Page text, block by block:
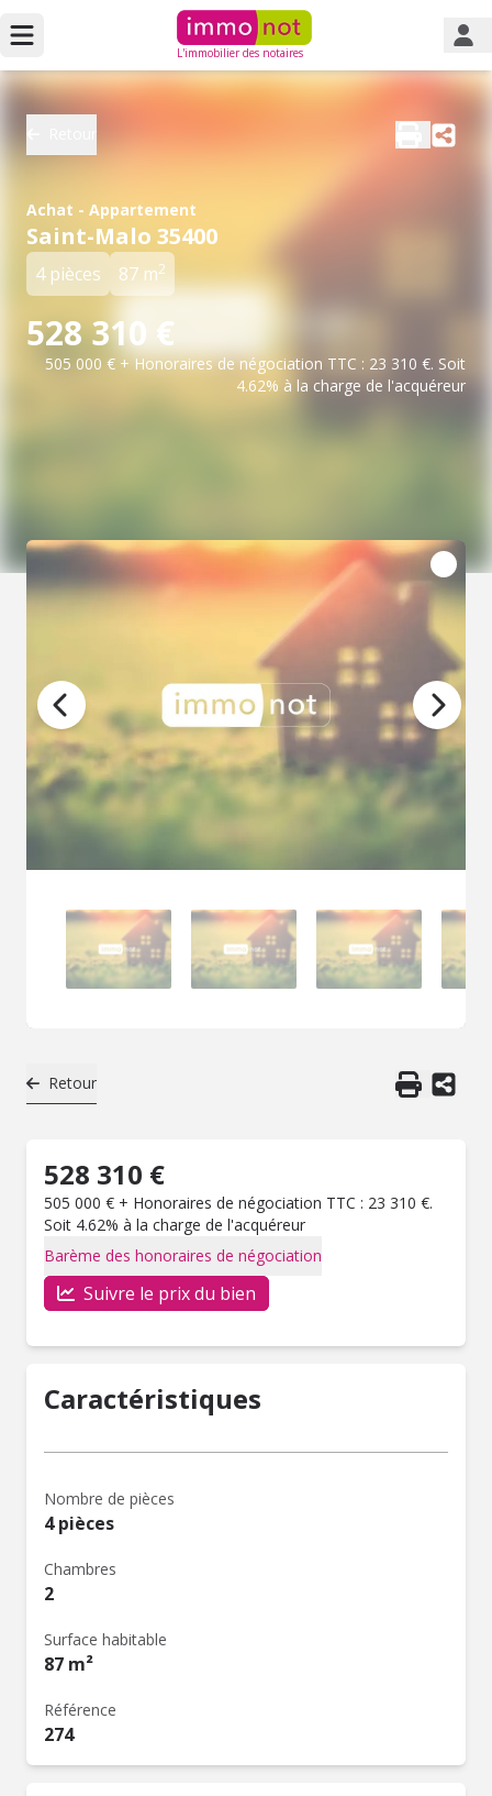
L'immobilier des notaires
Achat - Appartement
Saint-Malo 35400
4 pièces 87 m2
528 310 €
505 000 € + Honoraires de négociation TTC : 23 310 €. Soit
4.62% à la charge de l'acquéreur
Retour
528 310 €
505 000 € + Honoraires de négociation TTC : 23 310 €.
Soit 4.62% à la charge de l'acquéreur
Barème des honoraires de négociation
Suivre le prix du bien
Caractéristiques
Nombre de pièces
4 pièces
Chambres
2
Surface habitable
87 m²
Référence
274